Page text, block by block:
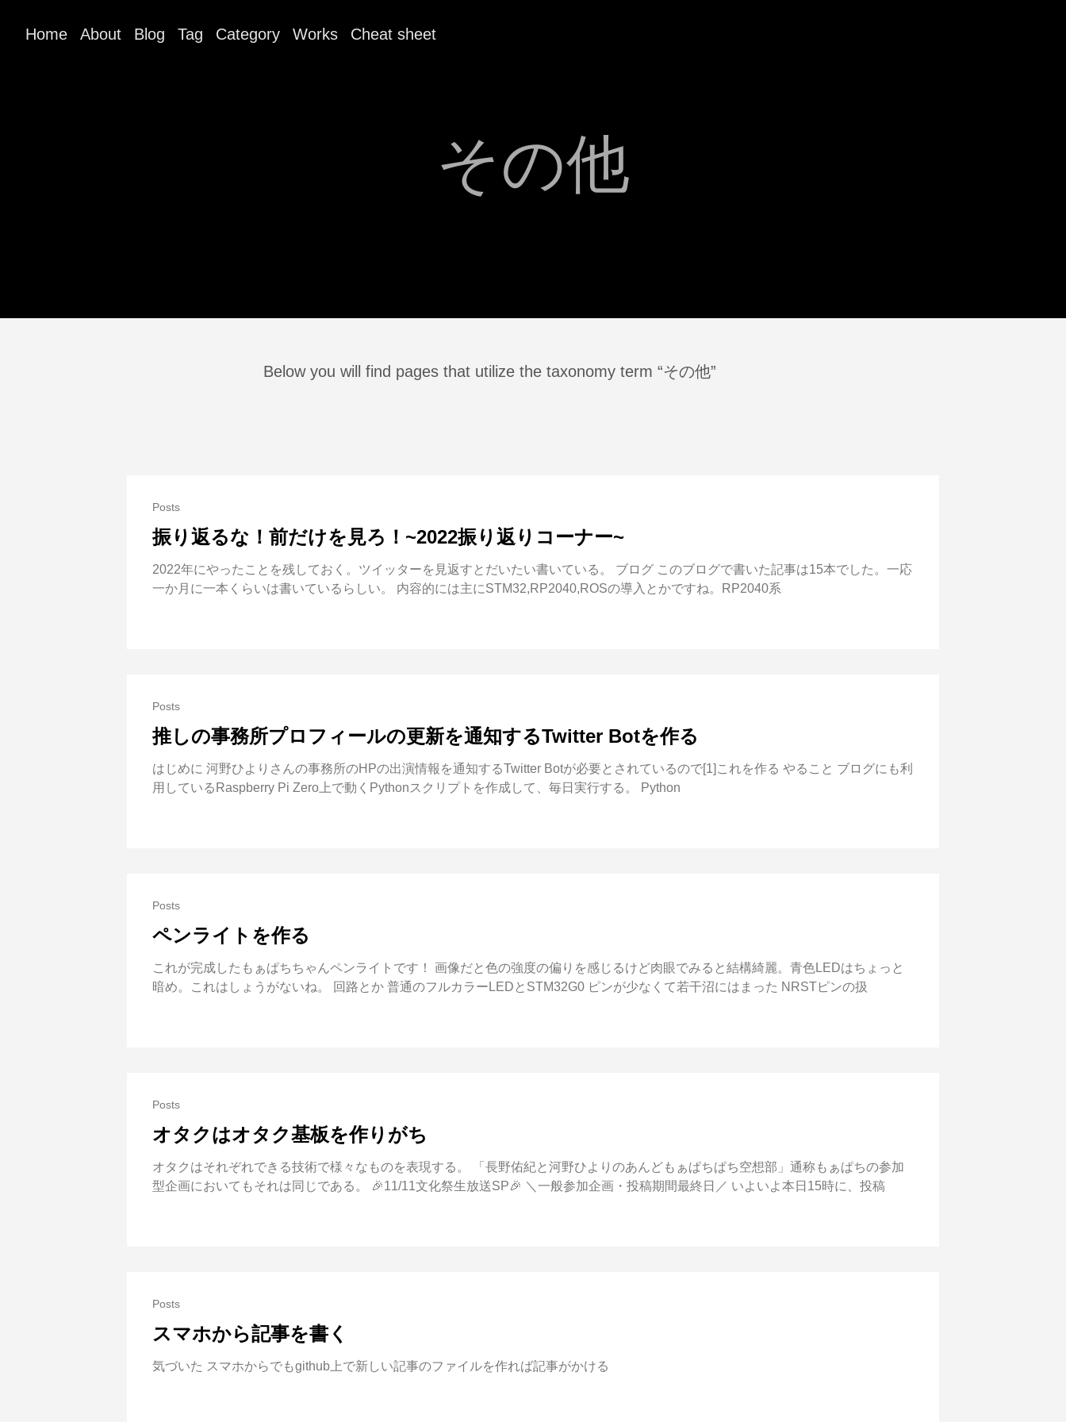
Home About Blog Tag Category Works Cheat sheet
その他
Below you will find pages that utilize the taxonomy term “その他”
Posts
振り返るな！前だけを見ろ！~2022振り返りコーナー~
2022年にやったことを残しておく。ツイッターを見返すとだいたい書いている。 ブログ このブログで書いた記事は15本でした。一応
一か月に一本くらいは書いているらしい。 内容的には主にSTM32,RP2040,ROSの導入とかですね。RP2040系
Posts
推しの事務所プロフィールの更新を通知するTwitter Botを作る
はじめに 河野ひよりさんの事務所のHPの出演情報を通知するTwitter Botが必要とされているので[1]これを作る やること ブログにも利
用しているRaspberry Pi Zero上で動くPythonスクリプトを作成して、毎日実行する。 Python
Posts
ペンライトを作る
これが完成したもぁぱちちゃんペンライトです！ 画像だと色の強度の偏りを感じるけど肉眼でみると結構綺麗。青色LEDはちょっと
暗め。これはしょうがないね。 回路とか 普通のフルカラーLEDとSTM32G0 ピンが少なくて若干沼にはまった NRSTピンの扱
Posts
オタクはオタク基板を作りがち
オタクはそれぞれできる技術で様々なものを表現する。 「長野佑紀と河野ひよりのあんどもぁぱちぱち空想部」通称もぁぱちの参加
型企画においてもそれは同じである。 🎉11/11文化祭生放送SP🎉 ＼一般参加企画・投稿期間最終日／ いよいよ本日15時に、投稿
Posts
スマホから記事を書く
気づいた スマホからでもgithub上で新しい記事のファイルを作れば記事がかける